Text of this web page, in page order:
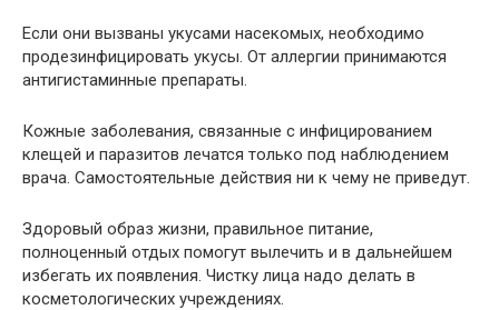
Если они вызваны укусами насекомых, необходимо
продезинфицировать укусы. От аллергии принимаются
антигистаминные препараты.
Кожные заболевания, связанные с инфицированием
клещей и паразитов лечатся только под наблюдением
врача. Самостоятельные действия ни к чему не приведут.
Здоровый образ жизни, правильное питание,
полноценный отдых помогут вылечить и в дальнейшем
избегать их появления. Чистку лица надо делать в
косметологических учреждениях.